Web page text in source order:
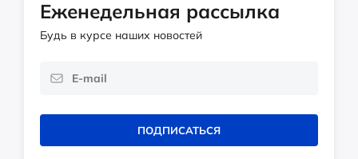
Еженедельная рассылка
Будь в курсе наших новостей
ПОДПИСАТЬСЯ